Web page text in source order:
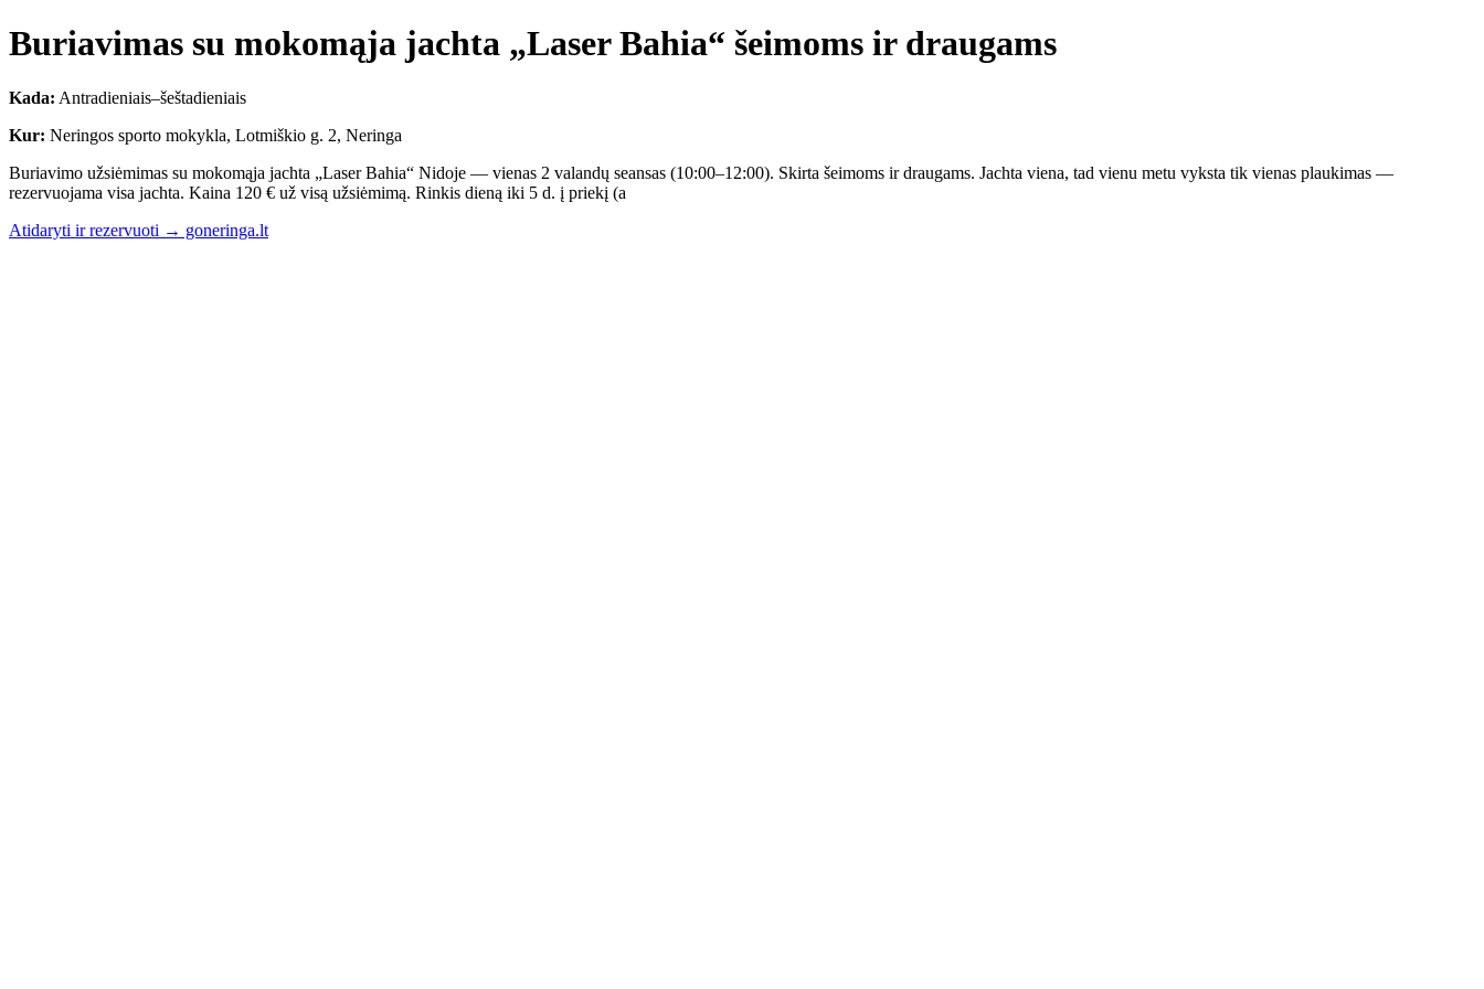
Buriavimas su mokomąja jachta „Laser Bahia“ šeimoms ir draugams
Kada: Antradieniais–šeštadieniais
Kur: Neringos sporto mokykla, Lotmiškio g. 2, Neringa
Buriavimo užsiėmimas su mokomąja jachta „Laser Bahia“ Nidoje — vienas 2 valandų seansas (10:00–12:00). Skirta šeimoms ir draugams. Jachta viena, tad vienu metu vyksta tik vienas plaukimas —
rezervuojama visa jachta. Kaina 120 € už visą užsiėmimą. Rinkis dieną iki 5 d. į priekį (a
Atidaryti ir rezervuoti → goneringa.lt